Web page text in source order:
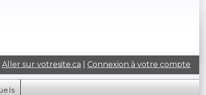
Aller sur votresite.ca Connexion à votre compte